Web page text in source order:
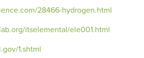
28466-hydrogen.html
itselemental/ele001.html
1.shtml